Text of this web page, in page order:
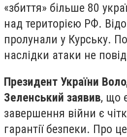
«збиття» більше 80
над територією РФ.
пролунали у Курську.
наслідки атаки не
Президент України
Зеленський заявив, що
завершення війни є
гарантії безпеки. Про